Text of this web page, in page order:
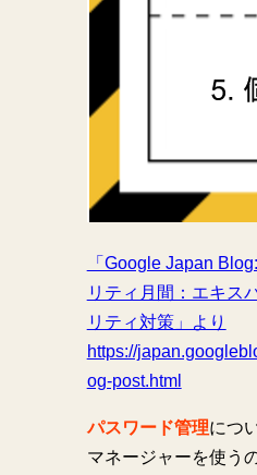
「Google Japan
リティ月間：エキス
リティ対策」より
https://
og-post.html
パスワード管理につ
マネージャーを使う